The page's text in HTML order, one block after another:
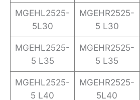
MGEHL2525-
5L30
MGEHR2525-
5 L30
MGEHL2525-
5 L35
MGEHR2525-
5 L35
MGEHL2525-
5 L40
MGEHR2525-
5L40